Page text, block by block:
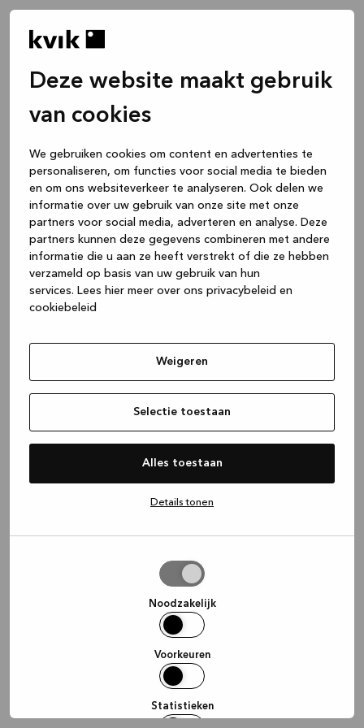
Deze website maakt gebruik
van cookies
We gebruiken cookies om content en advertenties te
personaliseren, om functies voor social media te bieden
en om ons websiteverkeer te analyseren. Ook delen we
informatie over uw gebruik van onze site met onze
partners voor social media, adverteren en analyse. Deze
partners kunnen deze gegevens combineren met andere
informatie die u aan ze heeft verstrekt of die ze hebben
verzameld op basis van uw gebruik van hun
services. Lees hier meer over ons privacybeleid en
cookiebeleid
Weigeren
Selectie toestaan
Alles toestaan
Details tonen
Noodzakelijk
Voorkeuren
Statistieken
(see the browser console for more
information).